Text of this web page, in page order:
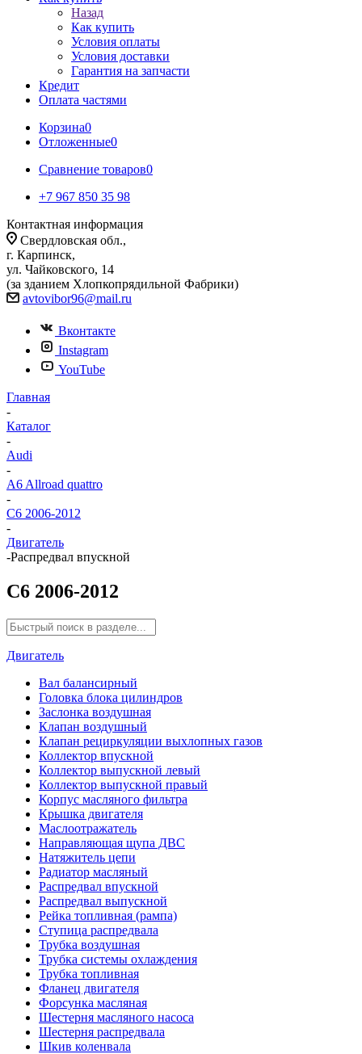
Назад
Как купить
Условия оплаты
Условия доставки
Гарантия на запчасти
Кредит
Оплата частями
Корзина0
Отложенные0
Сравнение товаров0
+7 967 850 35 98
Контактная информация
Свердловская обл.,
г. Карпинск,
ул. Чайковского, 14
(за зданием Хлопкопрядильной Фабрики)
avtovibor96@mail.ru
Вконтакте
Instagram
YouTube
Главная
-
Каталог
-
Audi
-
A6 Allroad quattro
-
C6 2006-2012
-
Двигатель
-Распредвал впускной
C6 2006-2012
Двигатель
Вал балансирный
Головка блока цилиндров
Заслонка воздушная
Клапан воздушный
Клапан рециркуляции выхлопных газов
Коллектор впускной
Коллектор выпускной левый
Коллектор выпускной правый
Корпус масляного фильтра
Крышка двигателя
Маслоотражатель
Направляющая щупа ДВС
Натяжитель цепи
Радиатор масляный
Распредвал впускной
Распредвал выпускной
Рейка топливная (рампа)
Ступица распредвала
Трубка воздушная
Трубка системы охлаждения
Трубка топливная
Фланец двигателя
Форсунка масляная
Шестерня масляного насоса
Шестерня распредвала
Шкив коленвала